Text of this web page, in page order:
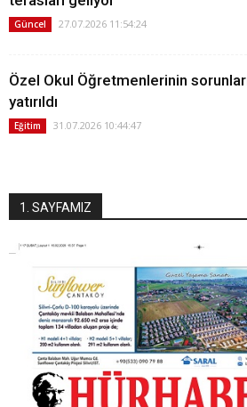
Güncel 27.07.2026 11:54:24
Özel Okul Öğretmenlerinin
yatırıldı
Eğitim 31.07.2026 10:44:47
1. SAYFAMIZ